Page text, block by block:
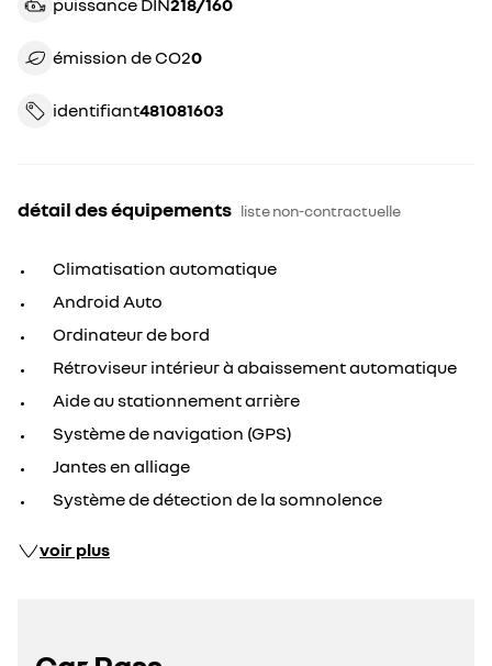
puissance DIN 218/160
émission de CO20
identifiant 481081603
détail des équipements liste non-contractuelle
Climatisation automatique
Android Auto
Ordinateur de bord
Rétroviseur intérieur à abaissement automatique
Aide au stationnement arrière
Système de navigation (GPS)
Jantes en alliage
Système de détection de la somnolence
voir plus